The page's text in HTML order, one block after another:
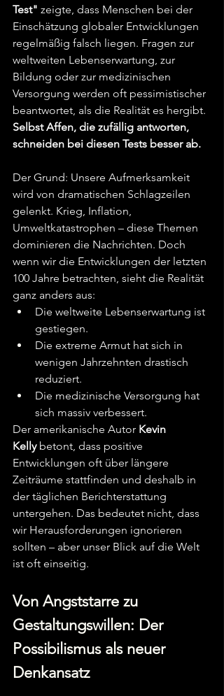
Test" zeigte, dass Menschen bei der
Einschätzung globaler Entwicklungen
regelmäßig falsch liegen. Fragen zur
weltweiten Lebenserwartung, zur
Bildung oder zur medizinischen
Versorgung werden oft pessimistischer
beantwortet, als die Realität es hergibt.
Selbst Affen, die zufällig antworten,
schneiden bei diesen Tests besser ab.
Der Grund: Unsere Aufmerksamkeit
wird von dramatischen Schlagzeilen
gelenkt. Krieg, Inflation,
Umweltkatastrophen – diese Themen
dominieren die Nachrichten. Doch
wenn wir die Entwicklungen der letzten
100 Jahre betrachten, sieht die Realität
ganz anders aus:
Die weltweite Lebenserwartung ist
gestiegen.
Die extreme Armut hat sich in
wenigen Jahrzehnten drastisch
reduziert.
Die medizinische Versorgung hat
sich massiv verbessert.
Der amerikanische Autor Kevin
Kelly betont, dass positive
Entwicklungen oft über längere
Zeiträume stattfinden und deshalb in
der täglichen Berichterstattung
untergehen. Das bedeutet nicht, dass
wir Herausforderungen ignorieren
sollten – aber unser Blick auf die Welt
ist oft einseitig.
Von Angststarre zu
Gestaltungswillen: Der
Possibilismus als neuer
Denkansatz